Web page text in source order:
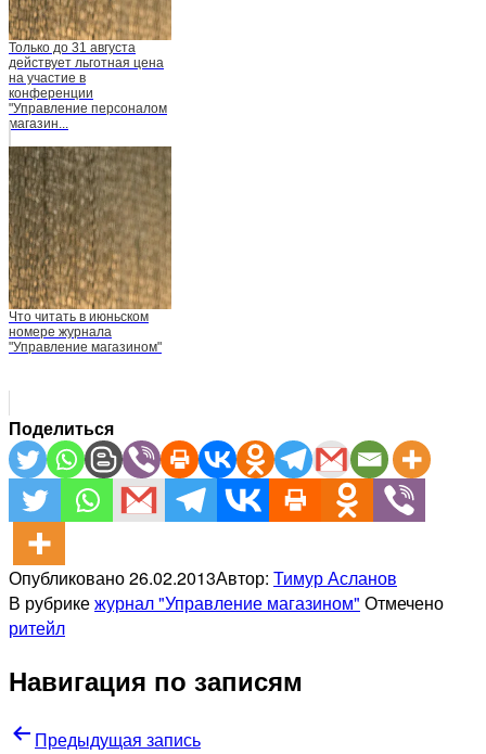
Только до 31 августа
действует льготная цена
на участие в
конференции
"Управление персоналом
магазин...
Что читать в июньском
номере журнала
"Управление магазином"
Поделиться
Опубликовано26.02.2013Автор: Тимур Асланов
В рубрикежурнал "Управление магазином" Отмечено
ритейл
Навигация по записям
Предыдущая запись